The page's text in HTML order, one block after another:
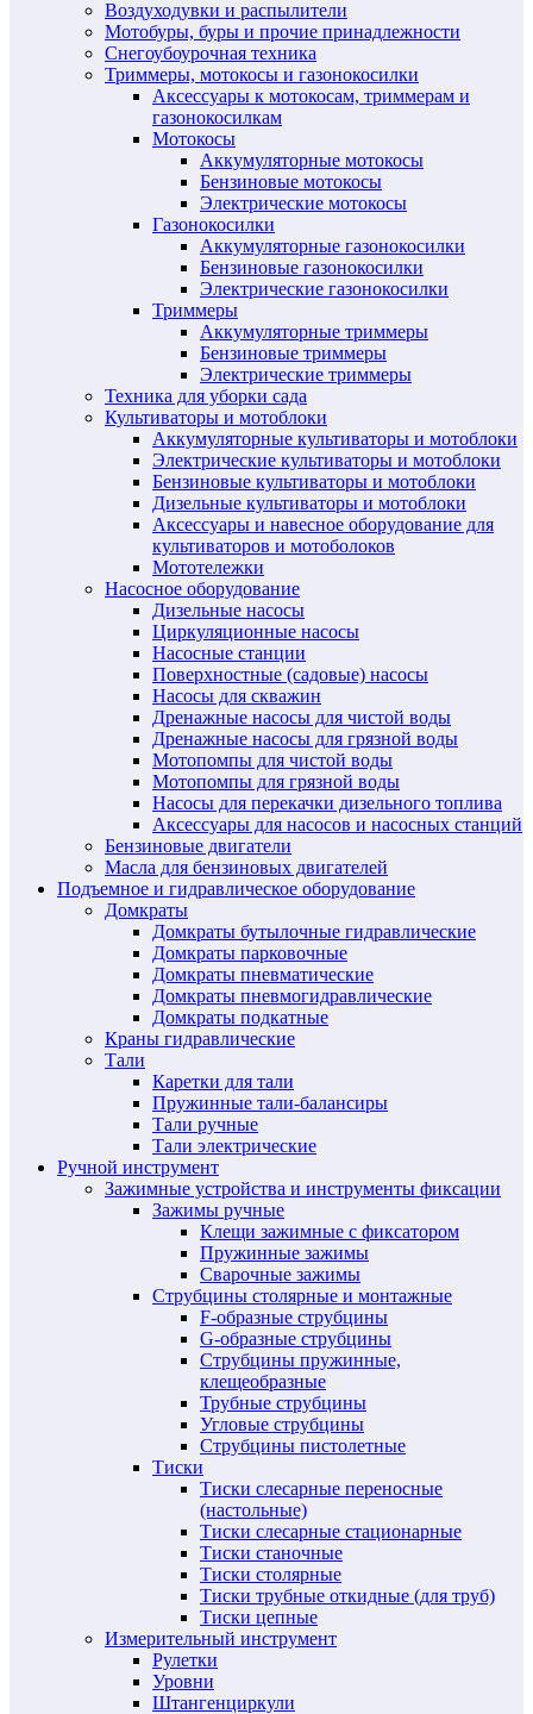
Воздуходувки и распылители
Мотобуры, буры и прочие принадлежности
Снегоубоурочная техника
Триммеры, мотокосы и газонокосилки
Аксессуары к мотокосам, триммерам и
газонокосилкам
Мотокосы
Аккумуляторные мотокосы
Бензиновые мотокосы
Электрические мотокосы
Газонокосилки
Аккумуляторные газонокосилки
Бензиновые газонокосилки
Электрические газонокосилки
Триммеры
Аккумуляторные триммеры
Бензиновые триммеры
Электрические триммеры
Техника для уборки сада
Культиваторы и мотоблоки
Аккумуляторные культиваторы и мотоблоки
Электрические культиваторы и мотоблоки
Бензиновые культиваторы и мотоблоки
Дизельные культиваторы и мотоблоки
Аксессуары и навесное оборудование для
культиваторов и мотоболоков
Мототележки
Насосное оборудование
Дизельные насосы
Циркуляционные насосы
Насосные станции
Поверхностные (садовые) насосы
Насосы для скважин
Дренажные насосы для чистой воды
Дренажные насосы для грязной воды
Мотопомпы для чистой воды
Мотопомпы для грязной воды
Насосы для перекачки дизельного топлива
Аксессуары для насосов и насосных станций
Бензиновые двигатели
Масла для бензиновых двигателей
Подъемное и гидравлическое оборудование
Домкраты
Домкраты бутылочные гидравлические
Домкраты парковочные
Домкраты пневматические
Домкраты пневмогидравлические
Домкраты подкатные
Краны гидравлические
Тали
Каретки для тали
Пружинные тали-балансиры
Тали ручные
Тали электрические
Ручной инструмент
Зажимные устройства и инструменты фиксации
Зажимы ручные
Клещи зажимные с фиксатором
Пружинные зажимы
Сварочные зажимы
Струбцины столярные и монтажные
F-образные струбцины
G-образные струбцины
Струбцины пружинные,
клещеобразные
Трубные струбцины
Угловые струбцины
Струбцины пистолетные
Тиски
Тиски слесарные переносные
(настольные)
Тиски слесарные стационарные
Тиски станочные
Тиски столярные
Тиски трубные откидные (для труб)
Тиски цепные
Измерительный инструмент
Рулетки
Уровни
Штангенциркули